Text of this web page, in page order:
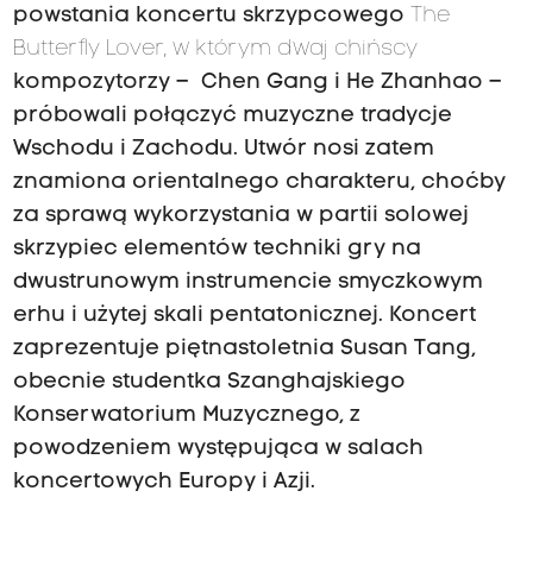
powstania koncertu skrzypcowego The
Butterfly Lover, w którym dwaj chińscy
kompozytorzy – Chen Gang i He Zhanhao –
próbowali połączyć muzyczne tradycje
Wschodu i Zachodu. Utwór nosi zatem
znamiona orientalnego charakteru, choćby
za sprawą wykorzystania w partii solowej
skrzypiec elementów techniki gry na
dwustrunowym instrumencie smyczkowym
erhu i użytej skali pentatonicznej. Koncert
zaprezentuje piętnastoletnia Susan Tang,
obecnie studentka Szanghajskiego
Konserwatorium Muzycznego, z
powodzeniem występująca w salach
koncertowych Europy i Azji.